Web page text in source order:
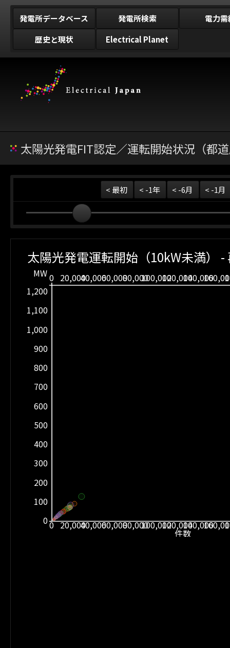
発電所データベース 発電所検索
電力需
歴史と現状
Electrical Planet
太陽光発電FIT認定／運転開始状況（都
< 最初 < -1年 < -6月 < -1月
太陽光発電運転開始（10kW未満）
件数
MW
0 20,00040,00060,00080,000100,000120,000140,000
0 20,00040,00060,00080,000100,000120,000140,000
0
100
200
300
400
500
600
700
800
900
1,000
1,100
1,200